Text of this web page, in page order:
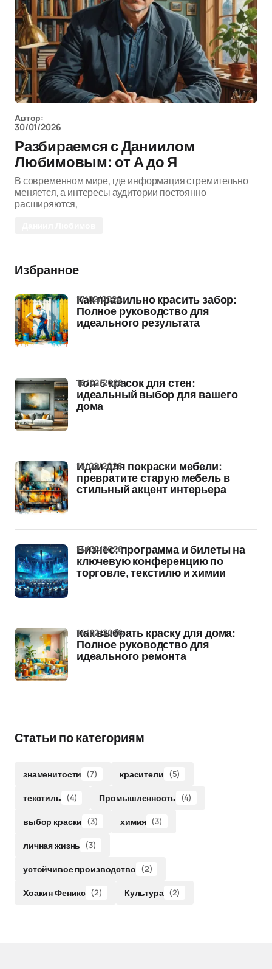
Автор:
30/01/2026
Разбираемся с Даниилом
Любимовым: от А до Я
В современном мире, где информация стремительно
меняется, а интересы аудитории постоянно
расширяются,
Избранное
Как правильно красить забор:
Полное руководство для
идеального результата
17/02/2026
Топ-5 красок для стен:
идеальный выбор для вашего
дома
16/02/2026
Идеи для покраски мебели:
превратите старую мебель в
стильный акцент интерьера
15/02/2026
Бизнес: программа и билеты на
ключевую конференцию по
торговле, текстилю и химии
14/02/2026
Как выбрать краску для дома:
Полное руководство для
идеального ремонта
14/02/2026
Статьи по категориям
знаменитости (7) красители (5)
текстиль (4) Промышленность (4)
выбор краски (3) химия (3)
личная жизнь (3)
устойчивое производство (2)
Хоакин Феникс (2) Культура (2)